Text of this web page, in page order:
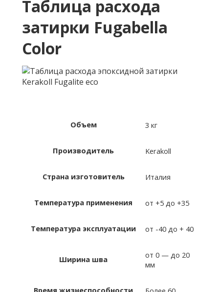
Таблица расхода
затирки Fugabella
Color
Объем 3 кг
Производитель Kerakoll
Страна изготовитель Италия
Температура применения от +5 до +35
Температура эксплуатации от -40 до + 40
Ширина шва
от 0 — до 20
мм